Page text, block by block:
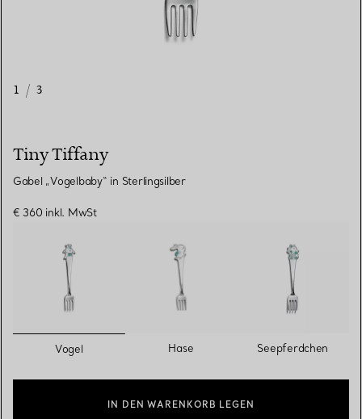
1 / 3
Tiny Tiffany
Gabel „Vogelbaby“ in Sterlingsilber
€ 360 inkl. MwSt
ausgewählt
Vogel Hase Seepferdchen
IN DEN WARENKORB LEGEN